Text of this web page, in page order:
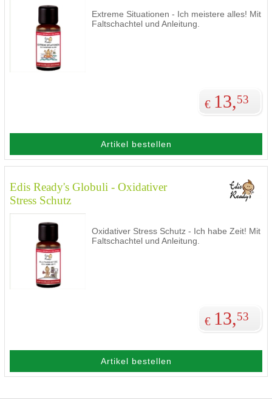
Extreme Situationen - Ich meistere alles! Mit
Faltschachtel und Anleitung.
€ 13,53
Artikel bestellen
Edis Ready's Globuli - Oxidativer
Stress Schutz
Oxidativer Stress Schutz - Ich habe Zeit! Mit
Faltschachtel und Anleitung.
€ 13,53
Artikel bestellen